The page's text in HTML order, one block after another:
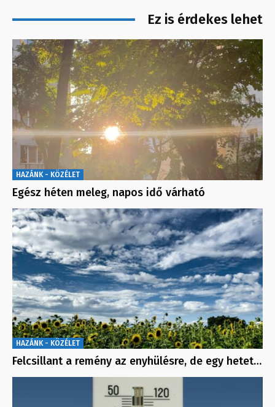
Ez is érdekes lehet
HAZÁNK - KÖZÉLET
Egész héten meleg, napos idő várható
HAZÁNK - KÖZÉLET
Felcsillant a remény az enyhülésre, de egy hetet…